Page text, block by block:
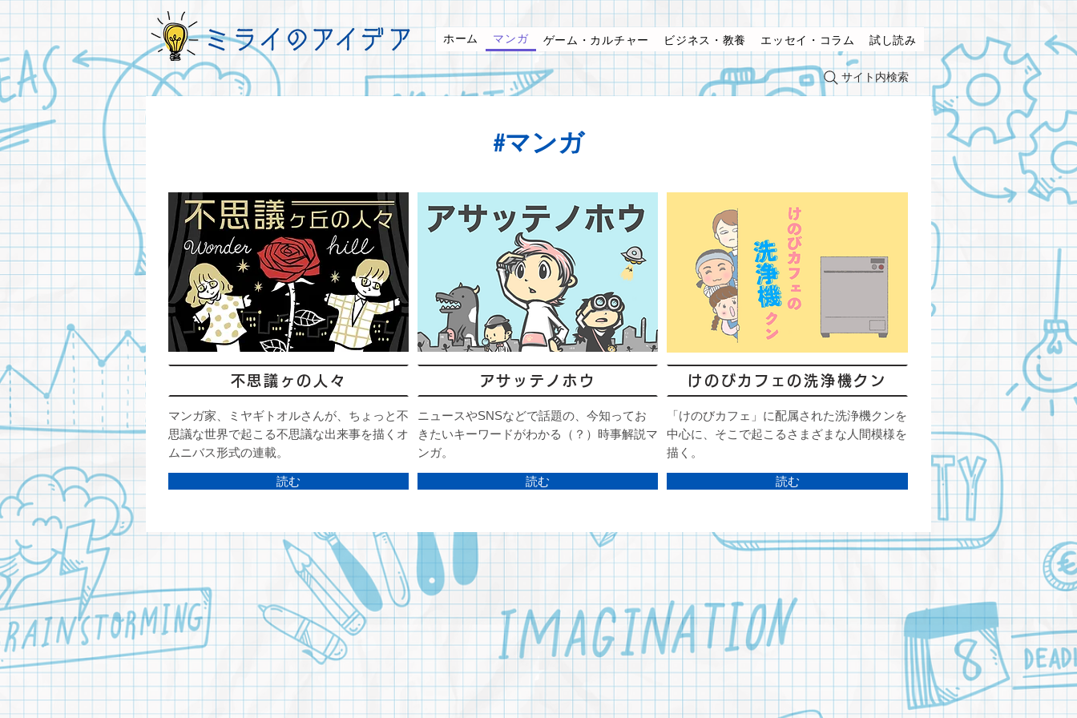
ホーム マンガ ゲーム・カルチャー ビジネス・教養 エッセイ・コラム 試し読み
サイト内検索
#マンガ
不思議ヶの人々 アサッテノホウ けのびカフェの洗浄機クン
マンガ家、ミヤギトオルさんが、ちょっと不
思議な世界で起こる不思議な出来事を描くオ
ムニバス形式の連載。
ニュースやSNSなどで話題の、今知ってお
きたいキーワードがわかる（？）時事解説マ
ンガ。
「けのびカフェ」に配属された洗浄機クンを
中心に、そこで起こるさまざまな人間模様を
描く。
読む 読む 読む